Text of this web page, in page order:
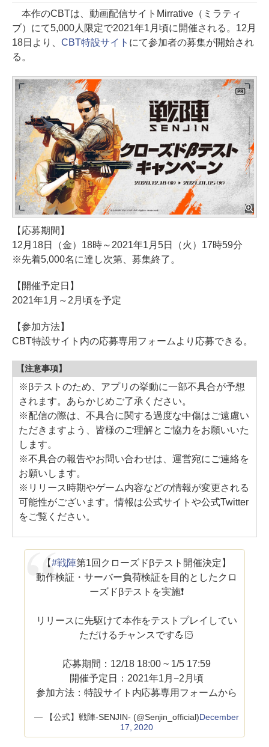
本作のCBTは、動画配信サイトMirrative（ミラティ
ブ）にて5,000人限定で2021年1月頃に開催される。12月
18日より、 CBT特設サイト にて参加者の募集が開始され
る。
【応募期間】
12月18日（金）18時～2021年1月5日（火）17時59分
※先着5,000名に達し次第、募集終了。
【開催予定日】
2021年1月～2月頃を予定
【参加方法】
CBT特設サイト内の応募専用フォームより応募できる。
【注意事項】
※βテストのため、アプリの挙動に一部不具合が予想
されます。あらかじめご了承ください。
※配信の際は、不具合に関する過度な中傷はご遠慮い
ただきますよう、皆様のご理解とご協力をお願いいた
します。
※不具合の報告やお問い合わせは、運営宛にご連絡を
お願いします。
※リリース時期やゲーム内容などの情報が変更される
可能性がございます。情報は公式サイトや公式Twitter
をご覧ください。
【#戦陣第1回クローズドβテスト開催決定】
動作検証・サーバー負荷検証を目的としたクロ
ーズドβテストを実施❗️
リリースに先駆けて本作をテストプレイしてい
ただけるチャンスです💪🏻
応募期間：12/18 18:00 ~ 1/5 17:59
開催予定日：2021年1月−2月頃
参加方法：特設サイト内応募専用フォームから
— 【公式】戦陣-SENJIN- (@Senjin_official)December
17, 2020